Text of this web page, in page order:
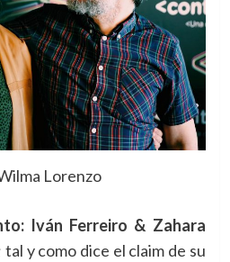
Lorenzo
Iván Ferreiro & Zahara
y como dice el claim de su